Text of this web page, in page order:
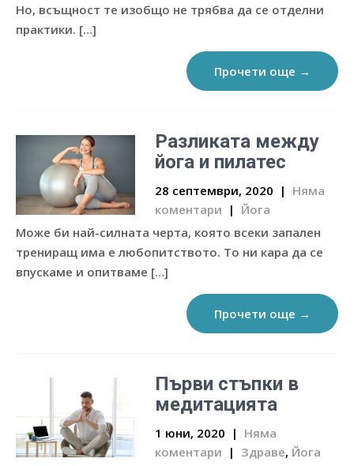
Но, всъщност те изобщо не трябва да се отделни
практики. […]
Прочети още →
Разликата между
йога и пилатес
28 септември, 2020 | Няма
коментари | Йога
Може би най-силната черта, която всеки запален
трениращ има е любопитството. То ни кара да се
впускаме и опитваме […]
Прочети още →
Първи стъпки в
медитацията
1 юни, 2020 | Няма
коментари | Здраве, Йога